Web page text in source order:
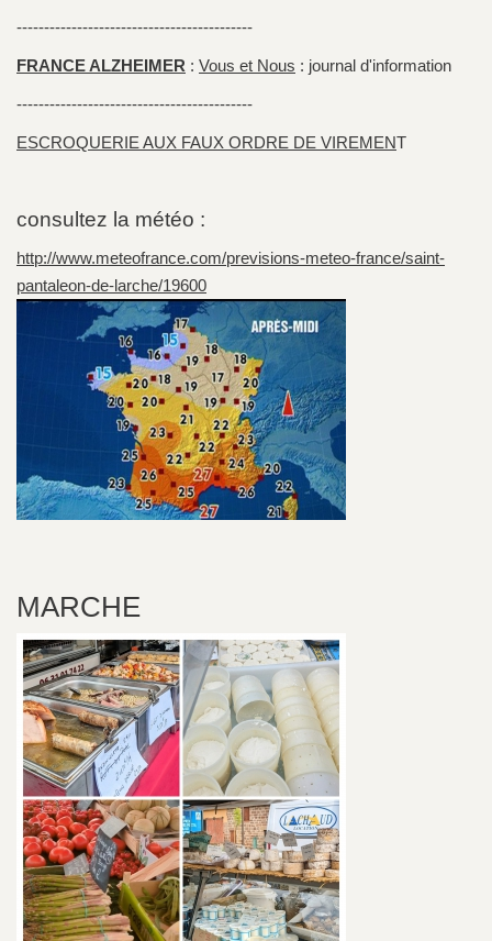
-------------------------------------------
FRANCE ALZHEIMER : Vous et Nous : journal d'information
-------------------------------------------
ESCROQUERIE AUX FAUX ORDRE DE VIREMENT
consultez la météo :
http://www.meteofrance.com/previsions-meteo-france/saint-
pantaleon-de-larche/19600
MARCHE